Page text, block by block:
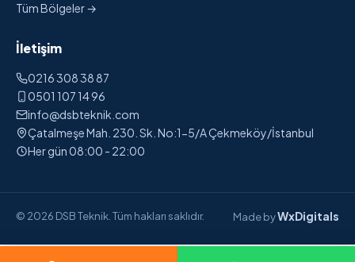
Tüm Bölgeler →
İletişim
0216 308 38 87
0501 107 14 96
info@dsbteknik.com
Çatalmeşe Mah. 230. Sk. No:1-5/A Çekmeköy/İstanbul
Her gün 08:00 - 22:00
© 2026 DSB Teknik. Tüm hakları saklıdır. Made byWxDigitals